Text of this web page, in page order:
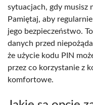
sytuacjach, gdy musisz
Pamiętaj, aby
jego bezpieczeństwo.
danych przed
że użycie kodu PIN
przez co korzystanie z
komfortowe.